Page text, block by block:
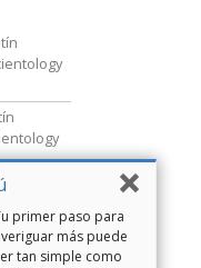
primer paso para
más puede
tan simple como